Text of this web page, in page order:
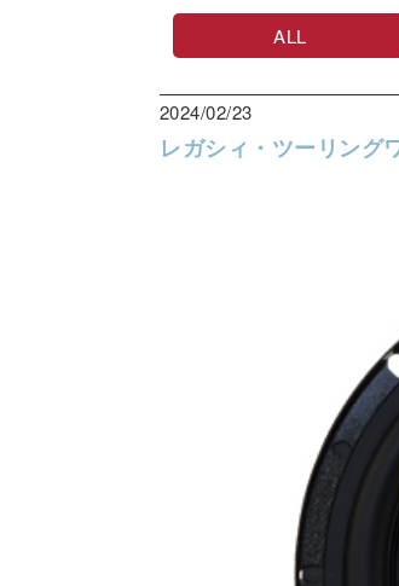
ALL
2024/02/23
レガシィ・ツーリング